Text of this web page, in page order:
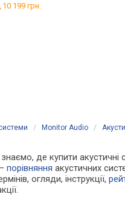
10 199 грн.
/ Monitor Audio /
де купити
—порівняння акустичних
огляди, інструкції,